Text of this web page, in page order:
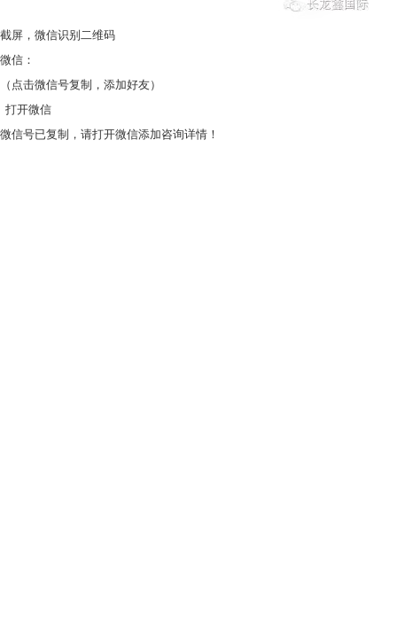
截屏，微信识别二维码
微信：
（点击微信号复制，添加好友）
打开微信
微信号已复制，请打开微信添加咨询详情！